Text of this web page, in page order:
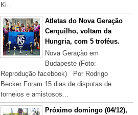
Ki...
Atletas do Nova Geração
Cerquilho, voltam da
Hungria, com 5 troféus.
Nova Geração em
Budapeste (Foto:
Reprodução facebook) Por Rodrigo
Becker Foram 15 dias de disputas de
torneios e amistosos...
Próximo domingo (04/12),